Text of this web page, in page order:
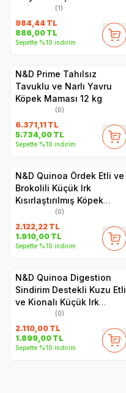
Yetişkin Köpek Maması
1.5 kg
(1)
984,44 TL
886,00 TL
Sepette %10 indirim
N&D Prime Tahılsız
Tavuklu ve Narlı Yavru
Köpek Maması 12 kg
(0)
6.371,11 TL
5.734,00 TL
Sepette %10 indirim
N&D Quinoa Ördek Etli ve
Brokolili Küçük Irk
Kısırlaştırılmış Köpek
Maması 2.5 kg
(0)
2.122,22 TL
1.910,00 TL
Sepette %10 indirim
N&D Quinoa Digestion
Sindirim Destekli Kuzu Etli
ve Kionalı Küçük Irk
Yetişkin Köpek Maması
2.5 kg
(0)
2.110,00 TL
1.899,00 TL
Sepette %10 indirim